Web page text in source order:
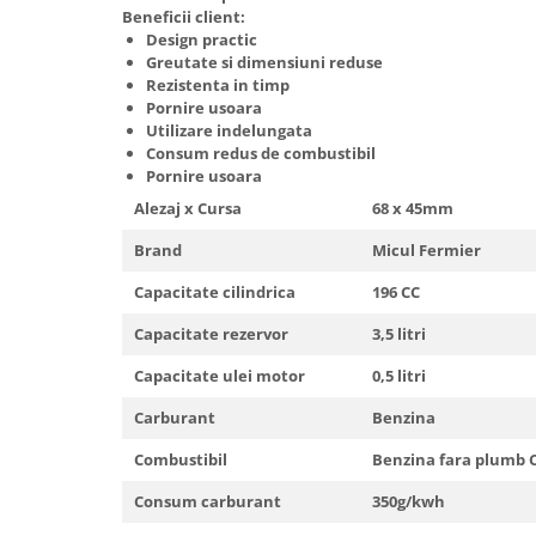
Beneficii client:
Design practic
Greutate si dimensiuni reduse
Rezistenta in timp
Pornire usoara
Utilizare indelungata
Consum redus de combustibil
Pornire usoara
Alezaj x Cursa
68 x 45mm
Brand
Micul Fermier
Capacitate cilindrica
196 CC
Capacitate rezervor
3,5 litri
Capacitate ulei motor
0,5 litri
Carburant
Benzina
Combustibil
Benzina fara plumb
Consum carburant
350g/kwh